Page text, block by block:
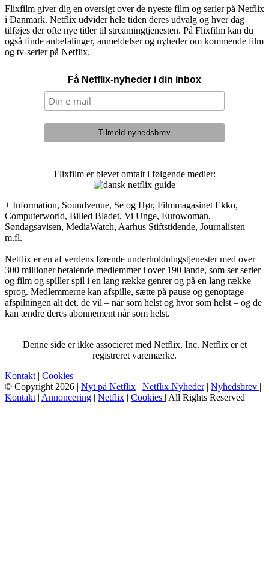
Flixfilm giver dig en oversigt over de nyeste film og serier på Netflix
i Danmark. Netflix udvider hele tiden deres udvalg og hver dag
tilføjes der ofte nye titler til streamingtjenesten. På Flixfilm kan du
også finde anbefalinger, anmeldelser og nyheder om kommende film
og tv-serier på Netflix.
Få Netflix-nyheder i din inbox
Flixfilm er blevet omtalt i følgende medier:
+ Information, Soundvenue, Se og Hør, Filmmagasinet Ekko,
Computerworld, Billed Bladet, Vi Unge, Eurowoman,
Søndagsavisen, MediaWatch, Aarhus Stiftstidende, Journalisten
m.fl.
Netflix er en af verdens førende underholdningstjenester med over
300 millioner betalende medlemmer i over 190 lande, som ser serier
og film og spiller spil i en lang række genrer og på en lang række
sprog. Medlemmerne kan afspille, sætte på pause og genoptage
afspilningen alt det, de vil – når som helst og hvor som helst – og de
kan ændre deres abonnement når som helst.
Denne side er ikke associeret med Netflix, Inc. Netflix er et
registreret varemærke.
Kontakt | Cookies
© Copyright 2026 | Nyt på Netflix | Netflix Nyheder| Nyhedsbrev |
Kontakt | Annoncering | Netflix | Cookies | All Rights Reserved